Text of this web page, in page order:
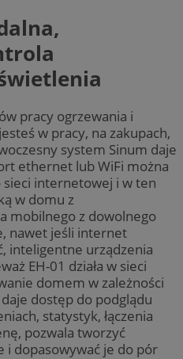
pracy ogrzewania i
w pracy, na zakupach,
system Sinum daje
ethernet lub WiFi można
sieci internetowej i w ten
w domu z
mobilnego z dowolnego
nawet jeśli internet
inteligentne urządzenia
EH-01 działa w sieci
domem w zależności
dostęp do podglądu
statystyk, łączenia
pozwala tworzyć
i dopasowywać je do pór